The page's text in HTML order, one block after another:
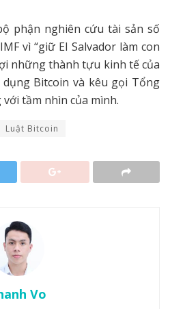
phận nghiên cứu tài sản số
vì “giữ El Salvador làm con
những thành tựu kinh tế của
Bitcoin và kêu gọi Tổng
tầm nhìn của mình.
Luật Bitcoin
Vo